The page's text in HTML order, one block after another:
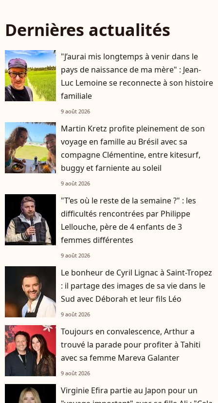
Dernières actualités
"J’aurai mis longtemps à venir dans le
pays de naissance de ma mère" : Jean-
Luc Lemoine se reconnecte à son histoire
familiale
9 août 2026
Martin Kretz profite pleinement de son
voyage en famille au Brésil avec sa
compagne Clémentine, entre kitesurf,
buggy et farniente au soleil
9 août 2026
"T’es où le reste de la semaine ?" : les
difficultés rencontrées par Philippe
Lellouche, père de 4 enfants de 3
femmes différentes
9 août 2026
Le bonheur de Cyril Lignac à Saint-Tropez
: il partage des images de sa vie dans le
Sud avec Déborah et leur fils Léo
9 août 2026
Toujours en convalescence, Arthur a
trouvé la parade pour profiter à Tahiti
avec sa femme Mareva Galanter
9 août 2026
Virginie Efira partie au Japon pour un